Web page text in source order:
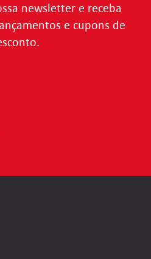
newsletter e receba
e cupons de